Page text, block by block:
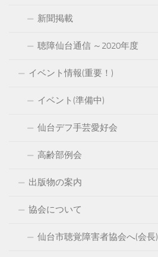
新聞掲載
聴障仙台通信 ～2020年度
イベント情報(重要！)
イベント(準備中)
仙台デフ手芸愛好会
高齢部例会
出版物の案内
協会について
仙台市聴覚障害者協会へ(会長)